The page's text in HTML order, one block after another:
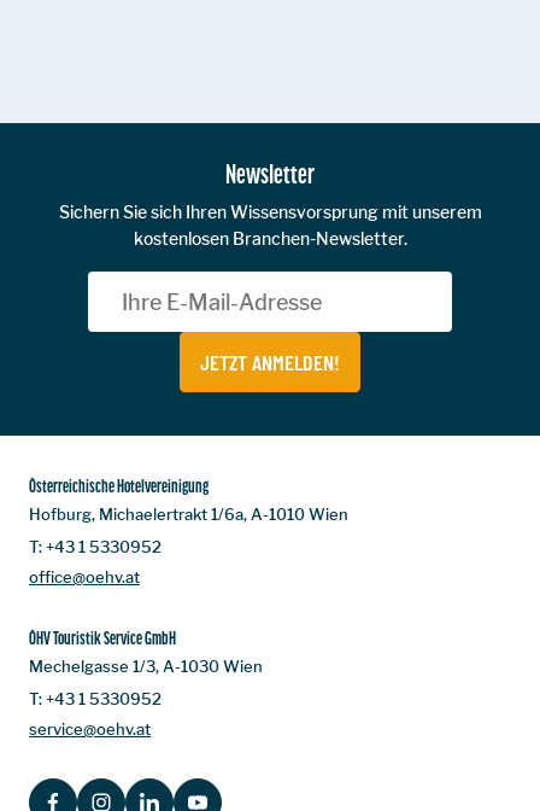
Newsletter
Sichern Sie sich Ihren Wissensvorsprung mit unserem
kostenlosen Branchen-Newsletter.
JETZT ANMELDEN!
Österreichische Hotelvereinigung
Hofburg, Michaelertrakt 1/6a, A-1010 Wien
T:+43 1 5330952
office@oehv.at
ÖHV Touristik Service GmbH
Mechelgasse 1/3, A-1030 Wien
T:+43 1 5330952
service@oehv.at